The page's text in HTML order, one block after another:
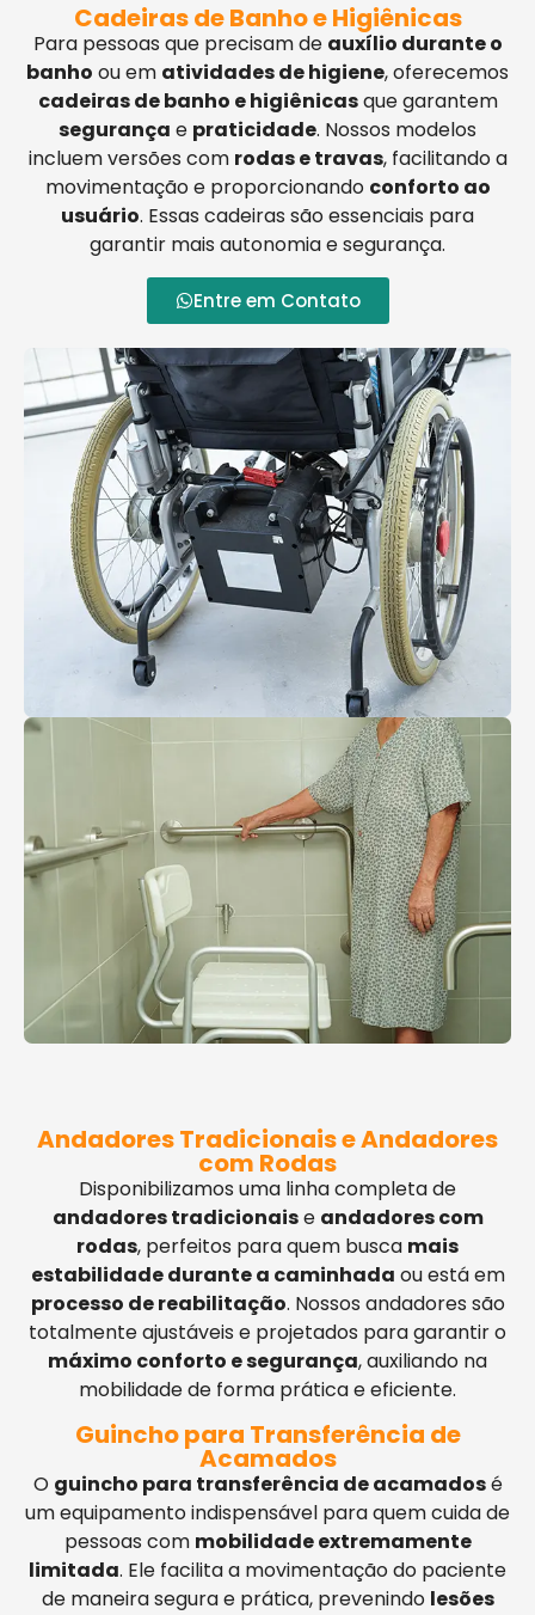
Cadeiras de Banho e Higiênicas
Para pessoas que precisam de auxílio durante o
banho ou em atividades de higiene, oferecemos
cadeiras de banho e higiênicasque garantem
segurança e praticidade. Nossos modelos
incluem versões com rodas e travas, facilitando a
movimentação e proporcionando conforto ao
usuário. Essas cadeiras são essenciais para
garantir mais autonomia e segurança.
Entre em Contato
Andadores Tradicionais e Andadores
com Rodas
Disponibilizamos uma linha completa de
andadores tradicionaise andadores com
rodas, perfeitos para quem busca mais
estabilidade durante a caminhada ou está em
processo de reabilitação. Nossos andadores são
totalmente ajustáveis e projetados para garantir o
máximo conforto e segurança, auxiliando na
mobilidade de forma prática e eficiente.
Guincho para Transferência de
Acamados
O guincho para transferência de acamadosé
um equipamento indispensável para quem cuida de
pessoas com mobilidade extremamente
limitada. Ele facilita a movimentação do paciente
de maneira segura e prática, prevenindo lesões